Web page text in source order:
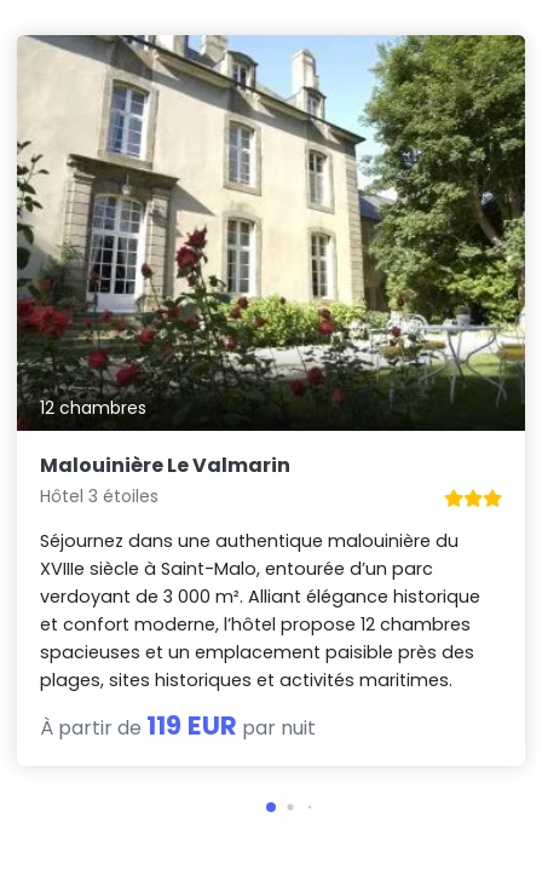
12 chambres
Malouinière Le Valmarin
Hôtel 3 étoiles
Séjournez dans une authentique malouinière du
XVIIIe siècle à Saint-Malo, entourée d’un parc
verdoyant de 3 000 m². Alliant élégance historique
et confort moderne, l’hôtel propose 12 chambres
spacieuses et un emplacement paisible près des
plages, sites historiques et activités maritimes.
À partir de 119 EUR par nuit